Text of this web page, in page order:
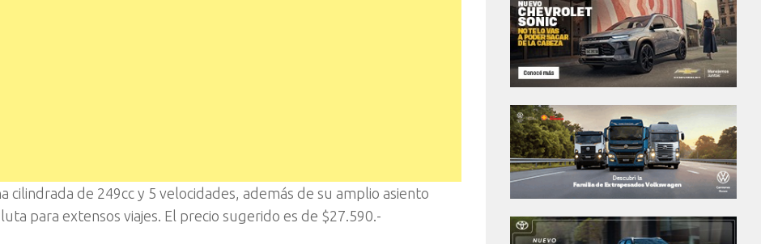
cilindrada de 249cc y 5 velocidades, además de su amplio asiento
para extensos viajes. El precio sugerido es de $27.590.-